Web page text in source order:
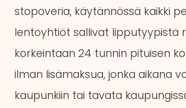
stopoveria, käytännössä kaikki
lentoyhtiöt sallivat lipputyypistä
korkeintaan 24 tunnin pituisen
ilman lisämaksua, jonka aikana
kaupunkiin tai tavata